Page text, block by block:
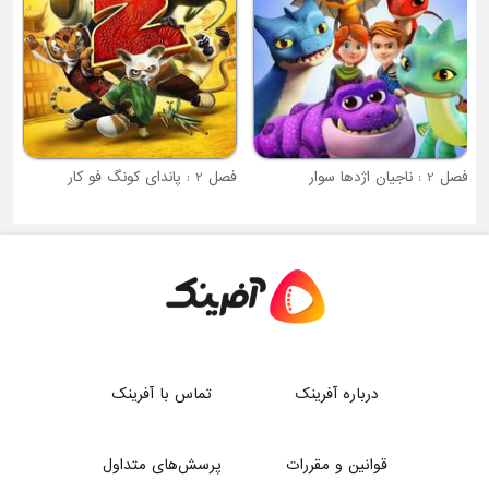
فصل 2 : ناجیان اژدها سوار فصل 2 : پاندای کونگ فو کار
درباره آفرینک تماس با آفرینک
قوانین و مقررات پرسش‌های متداول